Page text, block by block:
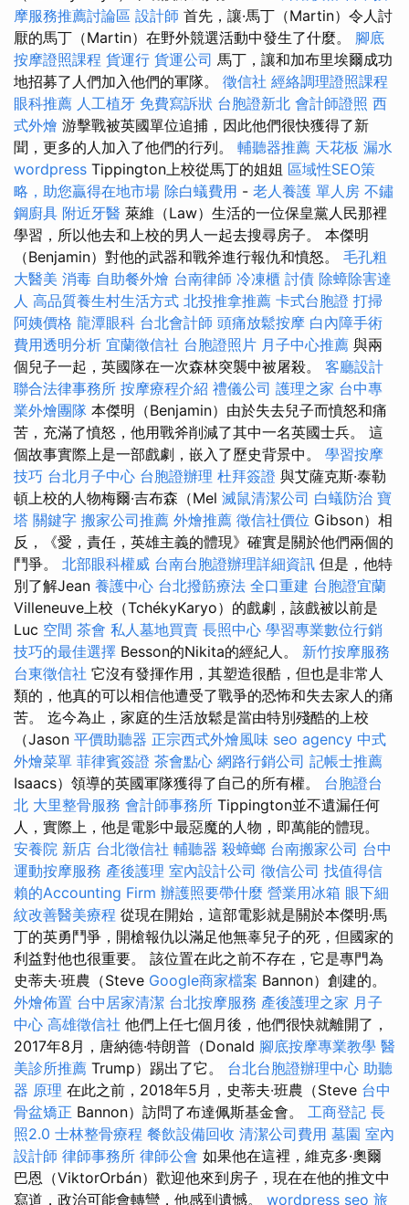
摩服務推薦討論區 設計師 首先，讓·馬丁（Martin）令人討
厭的馬丁（Martin）在野外競選活動中發生了什麼。 腳底
按摩證照課程 貨運行 貨運公司 馬丁，讓和加布里埃爾成功
地招募了人們加入他們的軍隊。 徵信社 經絡調理證照課程
眼科推薦 人工植牙 免費寫訴狀 台胞證新北 會計師證照 西
式外燴 游擊戰被英國單位追捕，因此他們很快獲得了新
聞，更多的人加入了他們的行列。 輔聽器推薦 天花板 漏水
wordpress Tippington上校從馬丁的姐姐 區域性SEO策
略，助您贏得在地市場 除白蟻費用 - 老人養護 單人房 不鏽
鋼廚具 附近牙醫 萊維（Law）生活的一位保皇黨人民那裡
學習，所以他去和上校的男人一起去搜尋房子。 本傑明
（Benjamin）對他的武器和戰斧進行報仇和憤怒。 毛孔粗
大醫美 消毒 自助餐外燴 台南律師 冷凍櫃 討債 除蟑除害達
人 高品質養生村生活方式 北投推拿推薦 卡式台胞證 打掃
阿姨價格 龍潭眼科 台北會計師 頭痛放鬆按摩 白內障手術
費用透明分析 宜蘭徵信社 台胞證照片 月子中心推薦 與兩
個兒子一起，英國隊在一次森林突襲中被屠殺。 客廳設計
聯合法律事務所 按摩療程介紹 禮儀公司 護理之家 台中專
業外燴團隊 本傑明（Benjamin）由於失去兒子而憤怒和痛
苦，充滿了憤怒，他用戰斧削減了其中一名英國士兵。 這
個故事實際上是一部戲劇，嵌入了歷史背景中。 學習按摩
技巧 台北月子中心 台胞證辦理 杜拜簽證 與艾薩克斯·泰勒
頓上校的人物梅爾·吉布森（Mel 滅鼠清潔公司 白蟻防治 寶
塔 關鍵字 搬家公司推薦 外燴推薦 徵信社價位 Gibson）相
反，《愛，責任，英雄主義的體現》確實是關於他們兩個的
鬥爭。 北部眼科權威 台南台胞證辦理詳細資訊 但是，他特
別了解Jean 養護中心 台北撥筋療法 全口重建 台胞證宜蘭
Villeneuve上校（TchékyKaryo）的戲劇，該戲被以前是
Luc 空間 茶會 私人墓地買賣 長照中心 學習專業數位行銷
技巧的最佳選擇 Besson的Nikita的經紀人。 新竹按摩服務
台東徵信社 它沒有發揮作用，其塑造很酷，但也是非常人
類的，他真的可以相信他遭受了戰爭的恐怖和失去家人的痛
苦。 迄今為止，家庭的生活放鬆是當由特別殘酷的上校
（Jason 平價助聽器 正宗西式外燴風味 seo agency 中式
外燴菜單 菲律賓簽證 茶會點心 網路行銷公司 記帳士推薦
Isaacs）領導的英國軍隊獲得了自己的所有權。 台胞證台
北 大里整骨服務 會計師事務所 Tippington並不遺漏任何
人，實際上，他是電影中最惡魔的人物，即萬能的體現。
安養院 新店 台北徵信社 輔聽器 殺蟑螂 台南搬家公司 台中
運動按摩服務 產後護理 室內設計公司 徵信公司 找值得信
賴的Accounting Firm 辦護照要帶什麼 營業用冰箱 眼下細
紋改善醫美療程 從現在開始，這部電影就是關於本傑明·馬
丁的英勇鬥爭，開槍報仇以滿足他無辜兒子的死，但國家的
利益對他也很重要。 該位置在此之前不存在，它是專門為
史蒂夫·班農（Steve Google商家檔案 Bannon）創建的。
外燴佈置 台中居家清潔 台北按摩服務 產後護理之家 月子
中心 高雄徵信社 他們上任七個月後，他們很快就離開了，
2017年8月，唐納德·特朗普（Donald 腳底按摩專業教學 醫
美診所推薦 Trump）踢出了它。 台北台胞證辦理中心 助聽
器 原理 在此之前，2018年5月，史蒂夫·班農（Steve 台中
骨盆矯正 Bannon）訪問了布達佩斯基金會。 工商登記 長
照2.0 士林整骨療程 餐飲設備回收 清潔公司費用 墓園 室內
設計師 律師事務所 律師公會 如果他在這裡，維克多·奧爾
巴恩（ViktorOrbán）歡迎他來到房子，現在在他的推文中
寫道，政治可能會轉彎，他感到遺憾。 wordpress seo 旅